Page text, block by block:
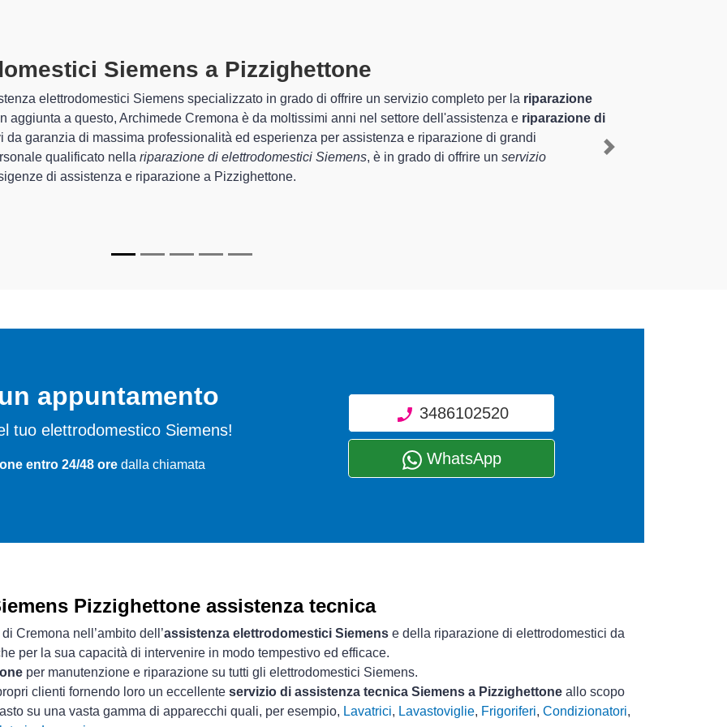
Siemens A Pizzighettonespecializzati altamente
Cremona sono in grado di garantire al cliente esperienza pluriennale nel territorio di Pizzighettone e
e lariparazione del tuo elettrodomestico Siemens a Pizzighettone, mediante il ripristino
apparecchi.
di Archimede Cremona sono in grado di fornire interventi di diverse tipologie sugli elettrodomestici da
Next
appuntamento
tuo elettrodomestico Siemens!
entro 24/48 oredalla chiamata
3486102520
WhatsApp
Pizzighettone assistenza tecnica
Cremona nell’ambito dell’assistenza elettrodomestici Siemens e della riparazione di elettrodomestici da
per la sua capacità di intervenire in modo tempestivo ed efficace.
per manutenzione e riparazione su tutti gli elettrodomestici Siemens.
clienti fornendo loro un eccellente servizio di assistenza tecnica Siemens a Pizzighettone allo scopo
su una vasta gamma di apparecchi quali, per esempio, Lavatrici, Lavastoviglie, Frigoriferi, Condizionatori,